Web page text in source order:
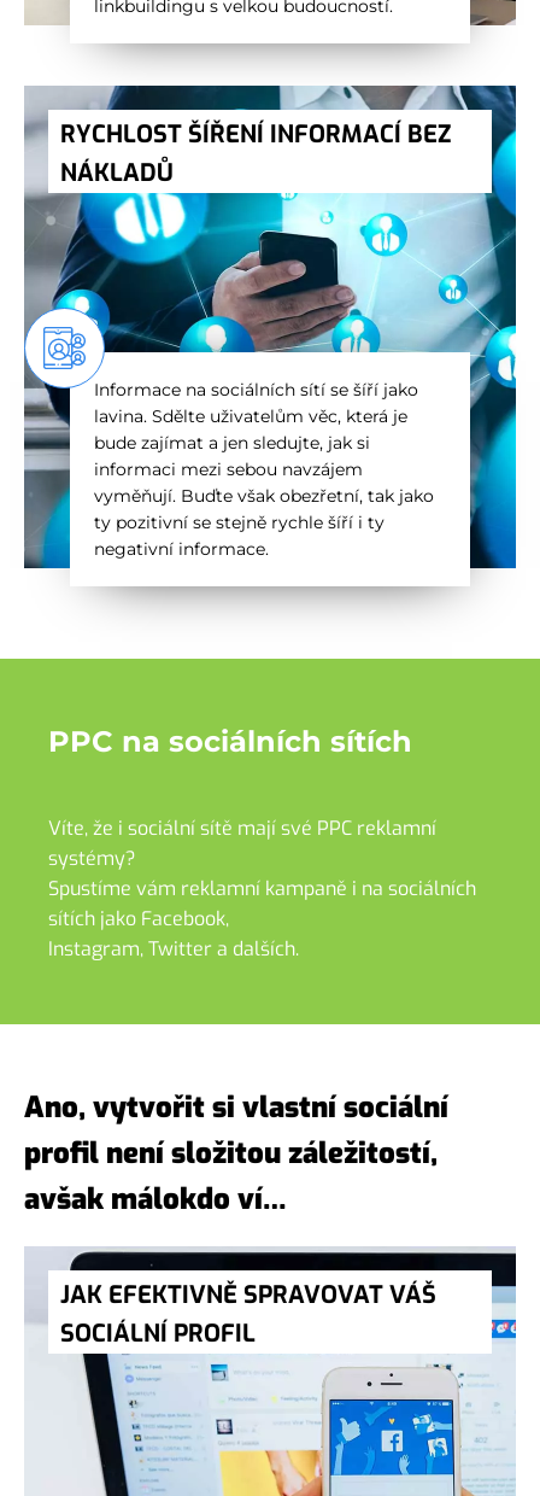
linkbuildingu s velkou budoucností.
RYCHLOST ŠÍŘENÍ INFORMACÍ BEZ
NÁKLADŮ
Informace na sociálních sítí se šíří jako
lavina. Sdělte uživatelům věc, která je
bude zajímat a jen sledujte, jak si
informaci mezi sebou navzájem
vyměňují. Buďte však obezřetní, tak jako
ty pozitivní se stejně rychle šíří i ty
negativní informace.
PPC na sociálních sítích
Víte, že i sociální sítě mají své PPC reklamní
systémy?
Spustíme vám reklamní kampaně i na sociálních
sítích jako Facebook,
Instagram, Twitter a dalších.
Ano, vytvořit si vlastní sociální
profil není složitou záležitostí,
avšak málokdo ví…
JAK EFEKTIVNĚ SPRAVOVAT VÁŠ
SOCIÁLNÍ PROFIL